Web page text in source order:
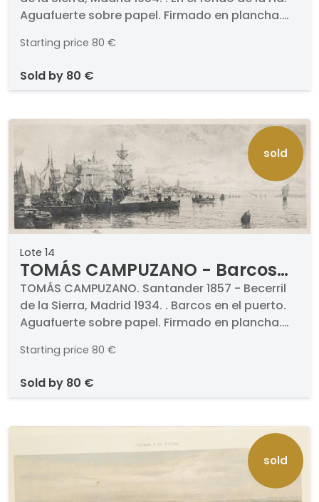
Aguafuerte sobre papel. Firmado en plancha.
de Calcografía Nacional.
Starting price 80 €
sold by 80 €
sold
Lote 14
TOMÁS CAMPUZANO - Barcos
en el puerto
TOMÁS CAMPUZANO. Santander 1857 - Becerril
de la Sierra, Madrid 1934. . Barcos en el puerto.
Aguafuerte sobre papel. Firmado en plancha.
de Calcografia Nacional.
Starting price 80 €
sold by 80 €
sold